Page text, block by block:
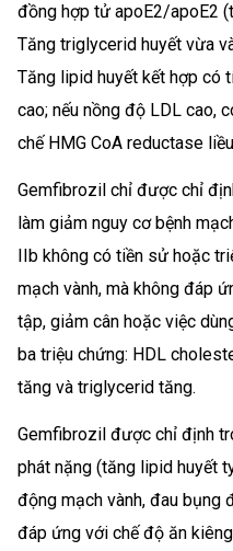
đồng hợp tử apoE2/apoE2
Tăng triglycerid huyết vừa
Tăng lipid huyết kết hợp có
cao; nếu nồng độ LDL cao,
chế HMG CoA reductase
Gemfibrozil chỉ được chỉ
làm giảm nguy cơ bệnh
IIb không có tiền sử hoặc
mạch vành, mà không đáp
tập, giảm cân hoặc việc
ba triệu chứng: HDL
tăng và triglycerid tăng.
Gemfibrozil được chỉ định
phát nặng (tăng lipid huyết
động mạch vành, đau bụng
đáp ứng với chế độ ăn